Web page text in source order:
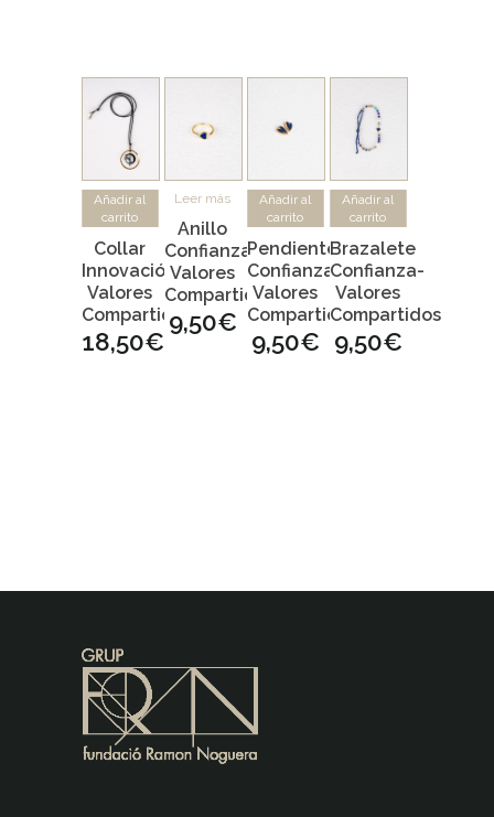
Añadir al
carrito
Collar
Innovación-
Valores
Compartidos
18,50€
Leer más
Anillo
Confianza-
Valores
Compartidos
9,50€
Añadir al
carrito
Pendientes
Confianza-
Valores
Compartidos
9,50€
Añadir al
carrito
Brazalete
Confianza-
Valores
Compartidos
9,50€